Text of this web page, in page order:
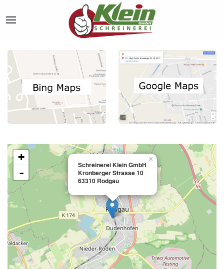
Zur Navigation... Zur Navigation...
×
Schreinerei Klein GmbH
Kronberger Strasse 10
63310 Rodgau
+
-